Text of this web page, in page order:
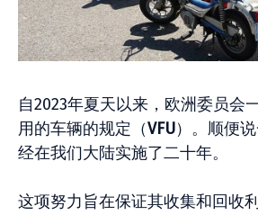
自2023年夏天以来，欧洲委员会
用的车辆的规定（VFU）。顺便
经在我们大陆实施了二十年。
这项努力旨在保证其收集和回收